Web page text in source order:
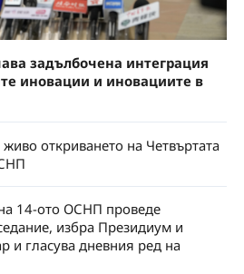
задълбочена интеграция
иновации и иновациите в
откриването на Четвъртата
14-ото ОСНП проведе
избра Президиум и
и гласува дневния ред на